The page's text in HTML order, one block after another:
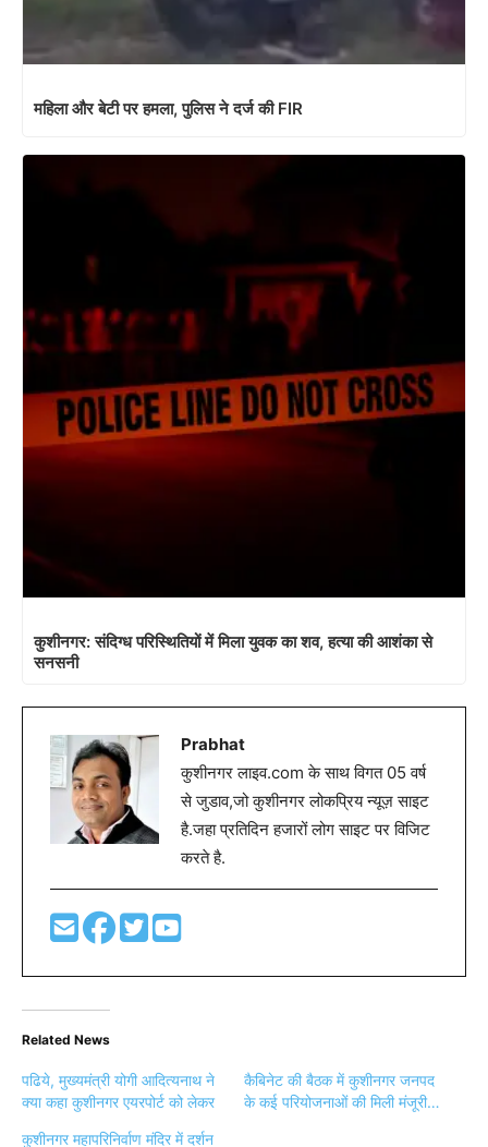
महिला और बेटी पर हमला, पुलिस ने दर्ज की FIR
कुशीनगर: संदिग्ध परिस्थितियों में मिला युवक का शव, हत्या की आशंका से
सनसनी
Prabhat
कुशीनगर लाइव.com के साथ विगत 05 वर्ष
से जुडाव,जो कुशीनगर लोकप्रिय न्यूज़ साइट
है.जहा प्रतिदिन हजारों लोग साइट पर विजिट
करते है.
Related News
पढिये, मुख्यमंत्री योगी आदित्यनाथ ने
क्या कहा कुशीनगर एयरपोर्ट को लेकर
कैबिनेट की बैठक में कुशीनगर जनपद
के कई परियोजनाओं की मिली मंजूरी…
कुशीनगर महापरिनिर्वाण मंदिर में दर्शन